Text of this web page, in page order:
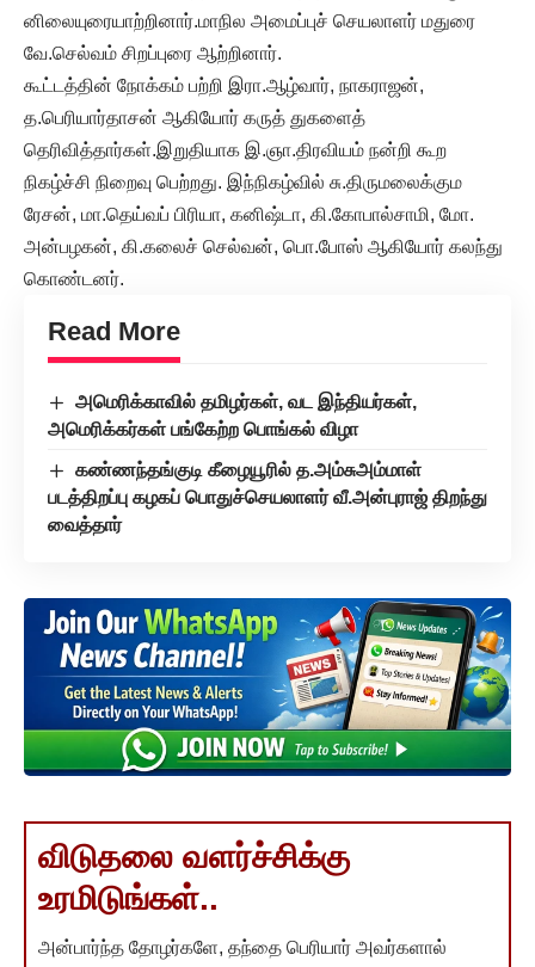
னிலையுரையாற்றினார்.மாநில அமைப்புச் செயலாளர் மதுரை
வே.செல்வம் சிறப்புரை ஆற்றினார்.
கூட்டத்தின் நோக்கம் பற்றி இரா.ஆழ்வார், நாகராஜன்,
த.பெரியார்தாசன் ஆகியோர் கருத் துகளைத்
தெரிவித்தார்கள்.இறுதியாக இ.ஞா.திரவியம் நன்றி கூற
நிகழ்ச்சி நிறைவு பெற்றது. இந்நிகழ்வில் சு.திருமலைக்கும
ரேசன், மா.தெய்வப் பிரியா, கனிஷ்டா, கி.கோபால்சாமி, மோ.
அன்பழகன், கி.கலைச் செல்வன், பொ.போஸ் ஆகியோர் கலந்து
கொண்டனர்.
Read More
அமெரிக்காவில் தமிழர்கள், வட இந்தியர்கள்,
அமெரிக்கர்கள் பங்கேற்ற பொங்கல் விழா
கண்ணந்தங்குடி கீழையூரில் த.அம்சுஅம்மாள்
படத்திறப்பு கழகப் பொதுச்செயலாளர் வீ.அன்புராஜ் திறந்து
வைத்தார்
விடுதலை வளர்ச்சிக்கு
உரமிடுங்கள்..
அன்பார்ந்த தோழர்களே, தந்தை பெரியார் அவர்களால்